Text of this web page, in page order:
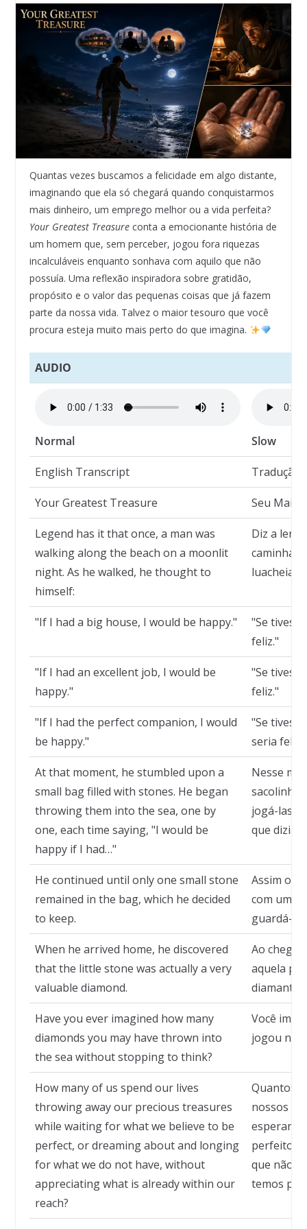
Quantas vezes buscamos a felicidade em algo distante,
imaginando que ela só chegará quando conquistarmos
mais dinheiro, um emprego melhor ou a vida perfeita?
Your Greatest Treasureconta a emocionante história de
um homem que, sem perceber, jogou fora riquezas
incalculáveis enquanto sonhava com aquilo que não
possuía. Uma reflexão inspiradora sobre gratidão,
propósito e o valor das pequenas coisas que já fazem
parte da nossa vida. Talvez o maior tesouro que você
procura esteja muito mais perto do que imagina.
AUDIO
Normal Slow
English Transcript Tradução
Your Greatest Treasure Seu
Legend has it that once, a man was
walking along the beach on a moonlit
night. As he walked, he thought to
himself:
Diz a
luacheia.
"If I had a big house, I would be happy."
"Se
feliz."
"If I had an excellent job, I would be
happy."
"Se
feliz."
"If I had the perfect companion, I would
be happy."
"Se
seria feliz."
At that moment, he stumbled upon a
small bag filled with stones. He began
throwing them into the sea, one by
one, each time saying, "I would be
happy if I had…"
Nesse
sacolinha
jogá-las,
que dizia:
He continued until only one small stone
remained in the bag, which he decided
to keep.
Assim o
com uma
guardá-la.
When he arrived home, he discovered
that the little stone was actually a very
valuable diamond.
Ao chegar
aquela
diamante
Have you ever imagined how many
diamonds you may have thrown into
the sea without stopping to think?
Você
jogou no
How many of us spend our lives
throwing away our precious treasures
while waiting for what we believe to be
perfect, or dreaming about and longing
for what we do not have, without
appreciating what is already within our
reach?
Quantos
nossos
perfeito
que não
temos